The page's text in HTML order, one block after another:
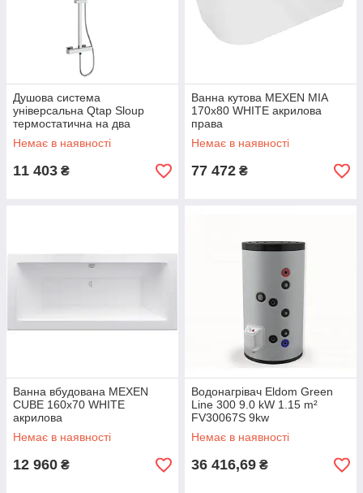
Душова система
універсальна Qtap Sloup
термостатична на два
споживачі QTSL57103KNC
Chrome
Немає в наявності
11 403 ₴
Ванна кутова MEXEN MIA
170x80 WHITE акрилова
права
Немає в наявності
77 472 ₴
Ванна вбудована MEXEN
CUBE 160x70 WHITE
акрилова
Немає в наявності
12 960 ₴
Водонагрівач Eldom Green
Line 300 9.0 kW 1.15 m²
FV30067S 9kw
Немає в наявності
36 416,69 ₴